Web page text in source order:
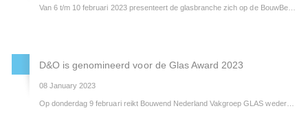
Van 6 t/m 10 februari 2023 presenteert de glasbranche zich op de BouwBeurs in de jaarbeurs te Utrecht. Zo organiseerd Vakgroep Glas het GlasPlein waarbij de verschillende mogelijkheden en aspecten van glas worden gepromoot.
D&O is genomineerd voor de Glas Award 2023
08 January 2023
Op donderdag 9 februari reikt Bouwend Nederland Vakgroep GLAS wederom de Glas Award uit. De jury heeft uit de 16 inzendingen vijf projecten genomineerd. Één van de 4 genomineerden is het project van D&O ASC (Amsterdam South Connection) voor opslag stadswarmte Amsterdam.